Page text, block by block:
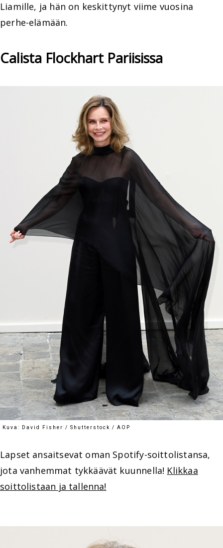
Liamille, ja hän on keskittynyt viime vuosina
perhe-elämään.
Calista Flockhart Pariisissa
Kuva: David Fisher / Shutterstock / AOP
Lapset ansaitsevat oman Spotify-soittolistansa,
jota vanhemmat tykkäävät kuunnella! Klikkaa
soittolistaan ja tallenna!